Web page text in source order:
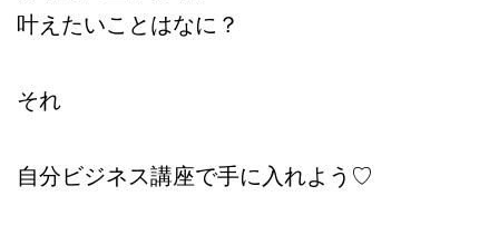
叶えたいことはなに？
それ
自分ビジネス講座で手に入れよう♡